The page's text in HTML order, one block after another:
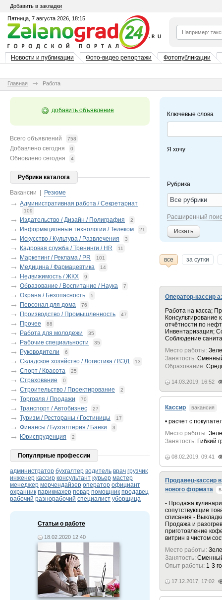
Добавить в закладки
Пятница, 7 августа 2026, 18:15
Новости и публикации Фото-видео репортажи Фотопубликации
Главная Работа
добавить объявление
Всего объявлений 758
Добавлено сегодня 0
Обновлено сегодня 4
Рубрики каталога
Вакансии
Резюме
Административная работа / Секретариат
109
Издательство / Дизайн / Полиграфия 2
Информационные технологии / Телеком 21
Искусство / Культура / Развлечения 3
Кадровая служба / Тренинги / HR 11
Маркетинг / Реклама / PR 101
Медицина / Фармацевтика 14
Недвижимость / ЖКХ 9
Образование / Воспитание / Наука 7
Охрана / Безопасность 5
Персонал для дома 76
Производство / Промышленность 47
Прочее 88
Работа для молодежи 35
Рабочие специальности 35
Руководители 6
Складское хозяйство / Логистика / ВЭД 13
Спорт / Красота 25
Страхование 0
Строительство / Проектирование 2
Торговля / Продажи 70
Транспорт / Автобизнес 27
Туризм / Рестораны / Гостиницы 17
Финансы / Бухгалтерия / Банки 3
Юриспруденция 2
Популярные профессии
администратор бухгалтер водитель врач грузчик
инженер кассир консультант курьер мастер
менеджер мерчендайзер оператор официант
охранник парикмахер повар помощник продавец
рабочий разнорабочий специалист уборщица
Статьи о работе
18.02.2020 12:40
Ключевые слова
Я хочу
Рубрика
Все рубрики
Расширенный
Искать
все за сутки
Оператор-кассир
Работа на касса;
Консультирование
отчётности по
Инвентаризация;
Соблюдение
Место работы:
Занятость:
Образование:
14.03.2019, 16:52
Кассир вакансия
• расчет с
Место работы:
Занятость: Гибкий
08.02.2019, 09:41
Продавец-кассир
нового формата
- Продажа
сопутствующие
списания -
Продажа и
приготовление
витрин в чистом
Место работы:
Занятость:
Опыт работы: 1-3
17.12.2017, 17:02